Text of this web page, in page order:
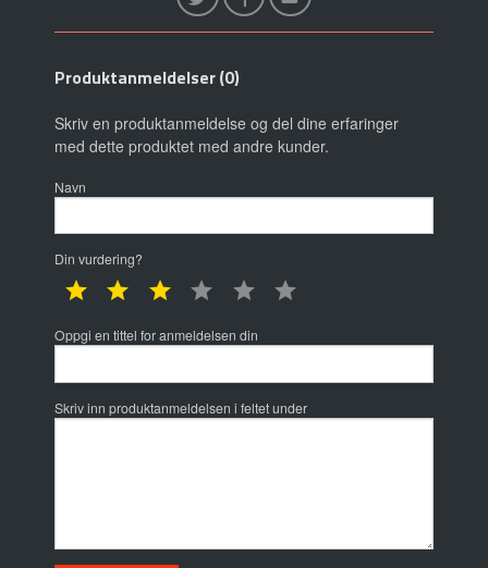
Produktanmeldelser (0)
Skriv en produktanmeldelse og del dine erfaringer
med dette produktet med andre kunder.
Navn
Din vurdering?
1 star 2 star 3 star 4 star 5 star
Oppgi en tittel for anmeldelsen din
Skriv inn produktanmeldelsen i feltet under